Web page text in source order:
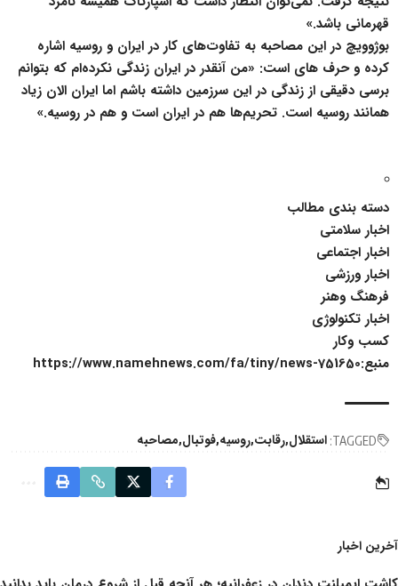
قهرمانی باشد.»
بوژوویچ در این مصاحبه به تفاوت‌های کار در ایران و روسیه اشاره
کرده و حرف های است: «من آنقدر در ایران زندگی نکرده‌ام که بتوانم
برسی دقیقی از زندگی در این سرزمین داشته باشم اما ایران الان زیاد
همانند روسیه است. تحریم‌ها هم در ایران است و هم در روسیه.»
دسته بندی مطالب
اخبار سلامتی
اخبار اجتماعی
اخبار ورزشی
فرهنگ وهنر
اخبار تکنولوژی
کسب وکار
منبع:https://www.namehnews.com/fa/tiny/news-751650
TAGGED: استقلال رقابت روسیه فوتبال مصاحبه
آخرین اخبار